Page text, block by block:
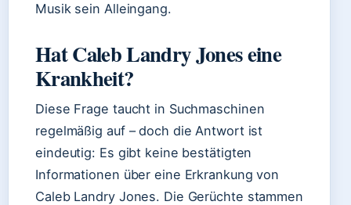
Musik sein Alleingang.
Hat Caleb Landry Jones eine
Krankheit?
Diese Frage taucht in Suchmaschinen
regelmäßig auf – doch die Antwort ist
eindeutig: Es gibt keine bestätigten
Informationen über eine Erkrankung von
Caleb Landry Jones. Die Gerüchte stammen